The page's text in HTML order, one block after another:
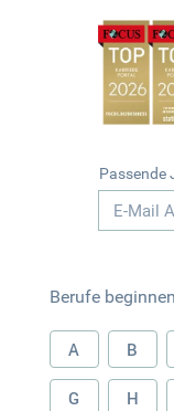
Passende
Berufe
A B
G H